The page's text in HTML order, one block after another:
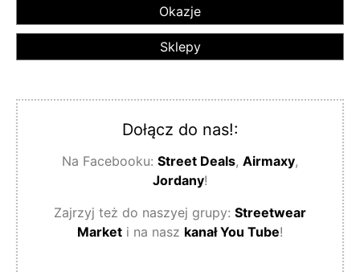
Okazje
Sklepy
Dołącz do nas!:
Na Facebooku: Street Deals, Airmaxy,
Jordany!
Zajrzyj też do naszyej grupy: Streetwear
Market i na nasz kanał You Tube!